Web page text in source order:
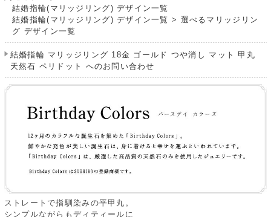
結婚指輪(マリッジリング) デザイン一覧
結婚指輪(マリッジリング) デザイン一覧 > 選べるマリッジリン
グ デザイン一覧
結婚指輪 マリッジリング 18金 ゴールド つや消し マット 甲丸
天然石 ペリドット へのお問い合わせ
ストレートで指馴染みの平甲丸。
シンプルながらもディティールに